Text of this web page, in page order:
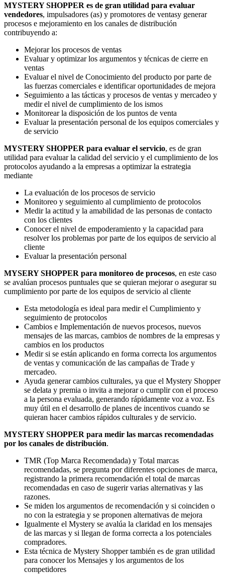
MYSTERY SHOPPER es de gran utilidad para evaluar
vendedores, impulsadores (as) y promotores de ventasy generar
procesos e mejoramiento en los canales de distribución
contribuyendo a:
Mejorar los procesos de ventas
Evaluar y optimizar los argumentos y técnicas de cierre en
ventas
Evaluar el nivel de Conocimiento del producto por parte de
las fuerzas comerciales e identificar oportunidades de mejora
Seguimiento a las tácticas y procesos de ventas y mercadeo y
medir el nivel de cumplimiento de los ismos
Monitorear la disposición de los puntos de venta
Evaluar la presentación personal de los equipos comerciales y
de servicio
MYSTERY SHOPPER para evaluar el servicio, es de gran
utilidad para evaluar la calidad del servicio y el cumplimiento de los
protocolos ayudando a la empresas a optimizar la estrategia
mediante
La evaluación de los procesos de servicio
Monitoreo y seguimiento al cumplimiento de protocolos
Medir la actitud y la amabilidad de las personas de contacto
con los clientes
Conocer el nivel de empoderamiento y la capacidad para
resolver los problemas por parte de los equipos de servicio al
cliente
Evaluar la presentación personal
MYSERY SHOPPER para monitoreo de procesos, en este caso
se avalúan procesos puntuales que se quieran mejorar o asegurar su
cumplimiento por parte de los equipos de servicio al cliente
Esta metodología es ideal para medir el Cumplimiento y
seguimiento de protocolos
Cambios e Implementación de nuevos procesos, nuevos
mensajes de las marcas, cambios de nombres de la empresas y
cambios en los productos
Medir si se están aplicando en forma correcta los argumentos
de ventas y comunicación de las campañas de Trade y
mercadeo.
Ayuda generar cambios culturales, ya que el Mystery Shopper
se delata y premia o invita a mejorar o cumplir con el proceso
a la persona evaluada, generando rápidamente voz a voz. Es
muy útil en el desarrollo de planes de incentivos cuando se
quieran hacer cambios rápidos culturales y de servicio.
MYSTERY SHOPPER para medir las marcas recomendadas
por los canales de distribución.
TMR (Top Marca Recomendada) y Total marcas
recomendadas, se pregunta por diferentes opciones de marca,
registrando la primera recomendación el total de marcas
recomendadas en caso de sugerir varias alternativas y las
razones.
Se miden los argumentos de recomendación y si coinciden o
no con la estrategia y se proponen alternativas de mejora
Igualmente el Mystery se avalúa la claridad en los mensajes
de las marcas y si llegan de forma correcta a los potenciales
compradores.
Esta técnica de Mystery Shopper también es de gran utilidad
para conocer los Mensajes y los argumentos de los
competidores